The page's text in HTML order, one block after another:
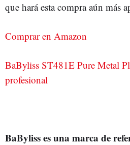
que hará esta compra aún más
Comprar en Amazon
BaByliss ST481E Pure Metal
profesional
BaByliss es una marca de